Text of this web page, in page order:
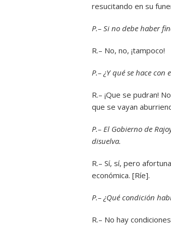
resucitando en su
P.– Si no debe haber
R.– No, no, ¡tampoco!
P.– ¿Y qué se hace con
R.– ¡Que se pudran!
que se vayan
P.– El Gobierno de
disuelva.
R.– Sí, sí, pero
económica. [Ríe].
P.– ¿Qué condición
R.– No hay